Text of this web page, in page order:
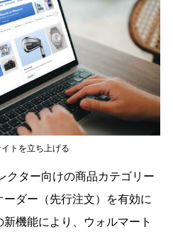
トを立ち上げる
ター向けの商品カテゴリー
ダー（先行注文）を有効に
機能により、ウォルマート